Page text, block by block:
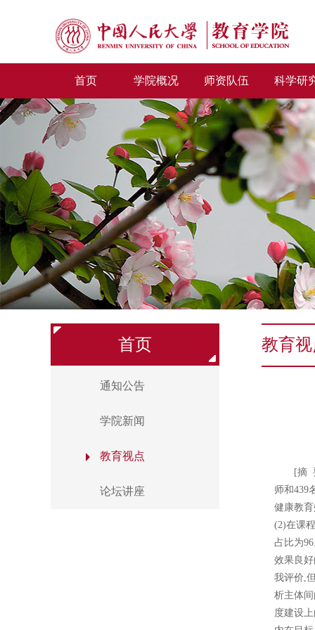
首页 学院概况 师资队伍 科学研
首页
通知公告
学院新闻
教育视点
论坛讲座
教育视
[摘
师和439
健康教
(2)在课
占比为
效果良
我评价,
析主体
度建设